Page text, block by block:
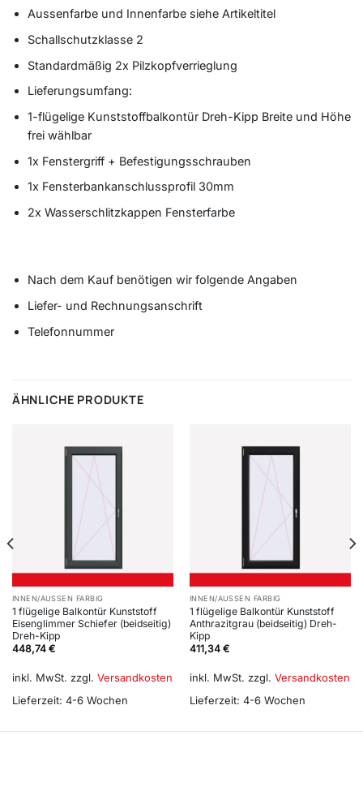
Aussenfarbe und Innenfarbe siehe Artikeltitel
Schallschutzklasse 2
Standardmäßig 2x Pilzkopfverrieglung
Lieferungsumfang:
1-flügelige Kunststoffbalkontür Dreh-Kipp Breite und Höhe
frei wählbar
1x Fenstergriff + Befestigungsschrauben
1x Fensterbankanschlussprofil 30mm
2x Wasserschlitzkappen Fensterfarbe
Nach dem Kauf benötigen wir folgende Angaben
Liefer- und Rechnungsanschrift
Telefonnummer
ÄHNLICHE PRODUKTE
INNEN/AUSSEN FARBIG
1 flügelige Balkontür Kunststoff
Eisenglimmer Schiefer (beidseitig)
Dreh-Kipp
448,74 €
inkl. MwSt. zzgl. Versandkosten
Lieferzeit: 4-6 Wochen
INNEN/AUSSEN FARBIG
1 flügelige Balkontür Kunststoff
Anthrazitgrau (beidseitig) Dreh-
Kipp
411,34 €
inkl. MwSt. zzgl. Versandkosten
Lieferzeit: 4-6 Wochen